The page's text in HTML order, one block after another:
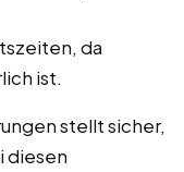
da
ist.
stellt sicher,
diesen